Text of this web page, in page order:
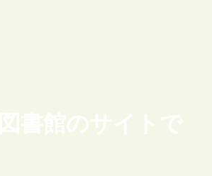
書館のサイトで